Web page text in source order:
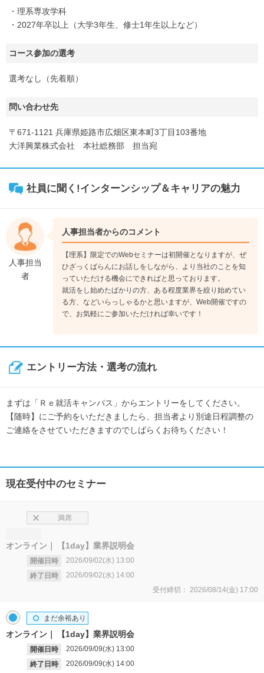
・理系専攻学科
・2027年卒以上（大学3年生、修士1年生以上など）
コース参加の選考
選考なし（先着順）
問い合わせ先
〒671-1121 兵庫県姫路市広畑区東本町3丁目103番地
大洋興業株式会社 本社総務部 担当宛
社員に聞く!インターンシップ＆キャリアの魅力
人事担当
者
人事担当者からのコメント
【理系】限定でのWebセミナーは初開催となりますが、ぜ
ひざっくばらんにお話しをしながら、より当社のことを知
っていただける機会にできればと思っております。
就活をし始めたばかりの方、ある程度業界を絞り始めてい
る方、などいらっしゃるかと思いますが、Web開催ですの
で、お気軽にご参加いただければ幸いです！
エントリー方法・選考の流れ
まずは「Ｒｅ就活キャンパス」からエントリーをしてください。
【随時】にご予約をいただきましたら、担当者より別途日程調整の
ご連絡をさせていただきますのでしばらくお待ちください！
現在受付中のセミナー
オンライン 【1day】業界説明会
開催日時 2026/09/02(水) 13:00
終了日時
2026/09/02(水) 14:00
満席
受付締切： 2026/08/14(金) 17:00
オンライン 【1day】業界説明会
開催日時 2026/09/09(水) 13:00
終了日時
2026/09/09(水) 14:00
まだ余裕あり